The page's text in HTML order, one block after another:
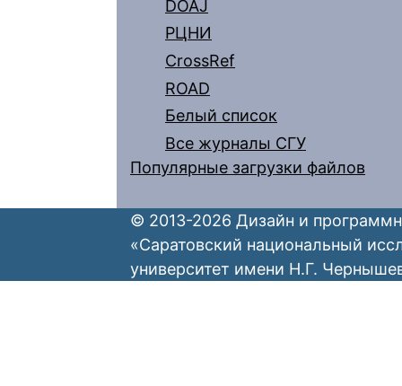
DOAJ
РЦНИ
CrossRef
ROAD
Белый список
Все журналы СГУ
Популярные загрузки файлов
© 2013-2026 Дизайн и
«Саратовский национальный
университет имени Н.Г.